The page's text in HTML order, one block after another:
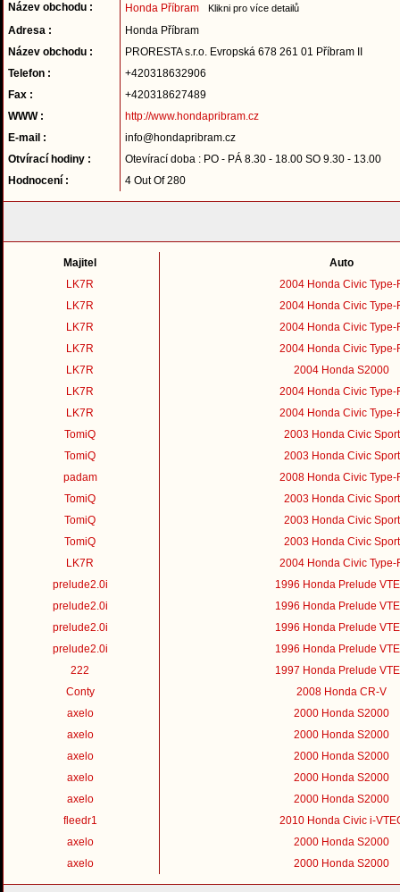
Název obchodu : Honda Příbram Klikni pro více detailů
Adresa :
Honda Příbram
Název obchodu :
PRORESTA s.r.o. Evropská 678 261 01 Příbram II
Telefon :
+420318632906
Fax :
+420318627489
WWW :
http://www.hondapribram.cz
E-mail :
info@hondapribram.cz
Otvírací hodiny :
Otevírací doba : PO - PÁ 8.30 - 18.00 SO 9.30 - 13.00
Hodnocení :
4 Out Of 280
Majitel
Auto
LK7R
2004 Honda Civic Type-
LK7R
2004 Honda Civic Type-
LK7R
2004 Honda Civic Type-
LK7R
2004 Honda Civic Type-
LK7R
2004 Honda S2000
LK7R
2004 Honda Civic Type-
LK7R
2004 Honda Civic Type-
TomiQ
2003 Honda Civic Sport
TomiQ
2003 Honda Civic Sport
padam
2008 Honda Civic Type-
TomiQ
2003 Honda Civic Sport
TomiQ
2003 Honda Civic Sport
TomiQ
2003 Honda Civic Sport
LK7R
2004 Honda Civic Type-
prelude2.0i
1996 Honda Prelude
prelude2.0i
1996 Honda Prelude
prelude2.0i
1996 Honda Prelude
prelude2.0i
1996 Honda Prelude
222
1997 Honda Prelude
Conty
2008 Honda CR-V
axelo
2000 Honda S2000
axelo
2000 Honda S2000
axelo
2000 Honda S2000
axelo
2000 Honda S2000
axelo
2000 Honda S2000
fleedr1
2010 Honda Civic i-
axelo
2000 Honda S2000
axelo
2000 Honda S2000